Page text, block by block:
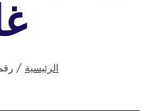
الرئيسية /